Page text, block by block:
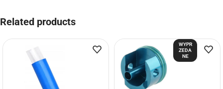
Related products
WYPR
ZEDA
NE